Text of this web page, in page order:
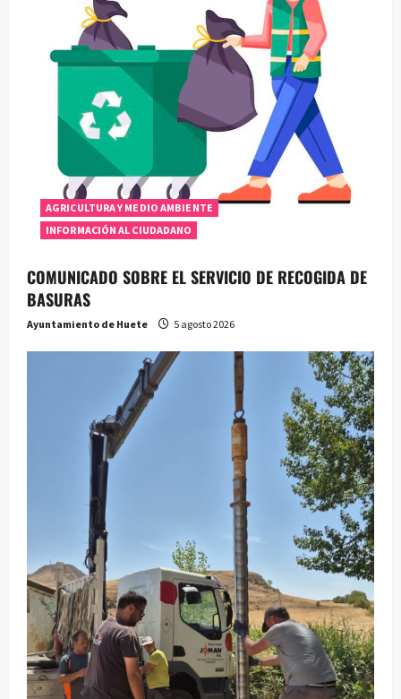
AGRICULTURA Y MEDIO AMBIENTE
INFORMACIÓN AL CIUDADANO
COMUNICADO SOBRE EL SERVICIO DE RECOGIDA DE
BASURAS
Ayuntamiento de Huete 5 agosto 2026